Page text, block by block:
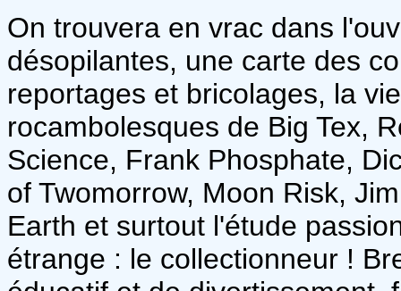
On trouvera en vrac dans
désopilantes, une carte des
reportages et bricolages, la
rocambolesques de Big Tex,
Science, Frank Phosphate,
of Twomorrow, Moon Risk,
Earth et surtout l'étude
étrange : le collectionneur !